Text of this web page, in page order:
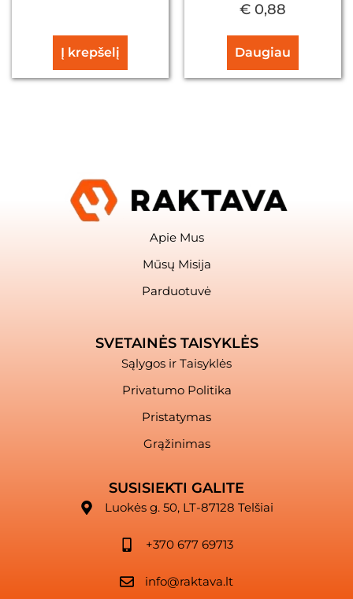
Į krepšelį
€ 0,88
Daugiau
Apie Mus
Mūsų Misija
Parduotuvė
SVETAINĖS TAISYKLĖS
Sąlygos ir Taisyklės
Privatumo Politika
Pristatymas
Grąžinimas
SUSISIEKTI GALITE
Luokės g. 50, LT-87128 Telšiai
+370 677 69713
info@raktava.lt